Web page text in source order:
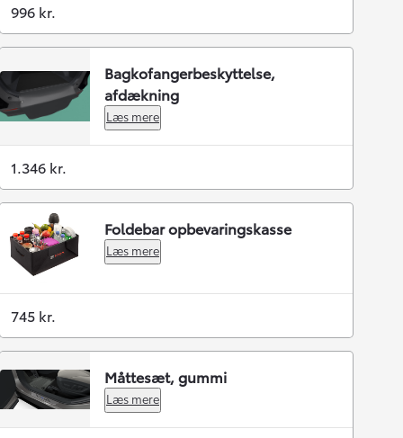
996 kr.
Bagkofangerbeskyttelse,
afdækning
Læs mere
1.346 kr.
Foldebar opbevaringskasse
Læs mere
745 kr.
Måttesæt, gummi
Læs mere